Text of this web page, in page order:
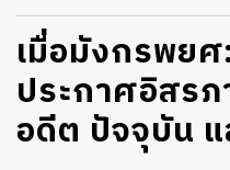
เมื่อมังกรพย
ประกาศอิสร
อดีต ปัจจุบัน